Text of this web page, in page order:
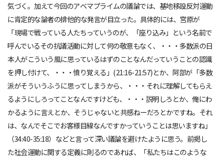
気づく。加えて今回のアベマプライムの議論では、基地移設反対運動
に肯定的な論者の排他的な発言が目立った。具体的には、宮原が
「現場で戦っている人たちっていうのが、「座り込み」という名前で
呼んでいるその抗議活動に対して何の敬意もなく、・・・多数派の日
本人がこういう風に思っているはずのことなんだっていうことの認識
を押し付けて、・・・憤り覚える」(21:16-21:57)とか、阿部が「多数
派がそういうふうに思ってしまうから、・・・それに理解してもらえ
るようにしろってことなんですけども、・・・説明しろとか、俺にわ
かるように言えとか、そうじゃないと共感ねーだろとかですね。それ
は、なんでそこでお客様目線なんですかっていうことは思いますね」
（34:40-35:18）などと言って深い議論を避けたように思う。前掲し
た社会運動に関する定義に則るのであれば、「私たちはこのような